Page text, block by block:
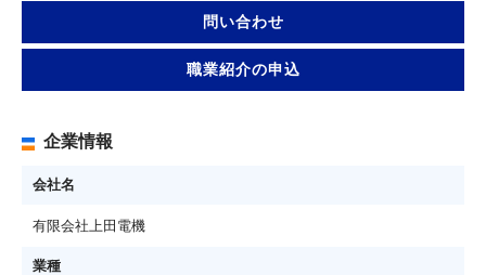
問い合わせ
職業紹介の申込
企業情報
会社名
有限会社上田電機
業種